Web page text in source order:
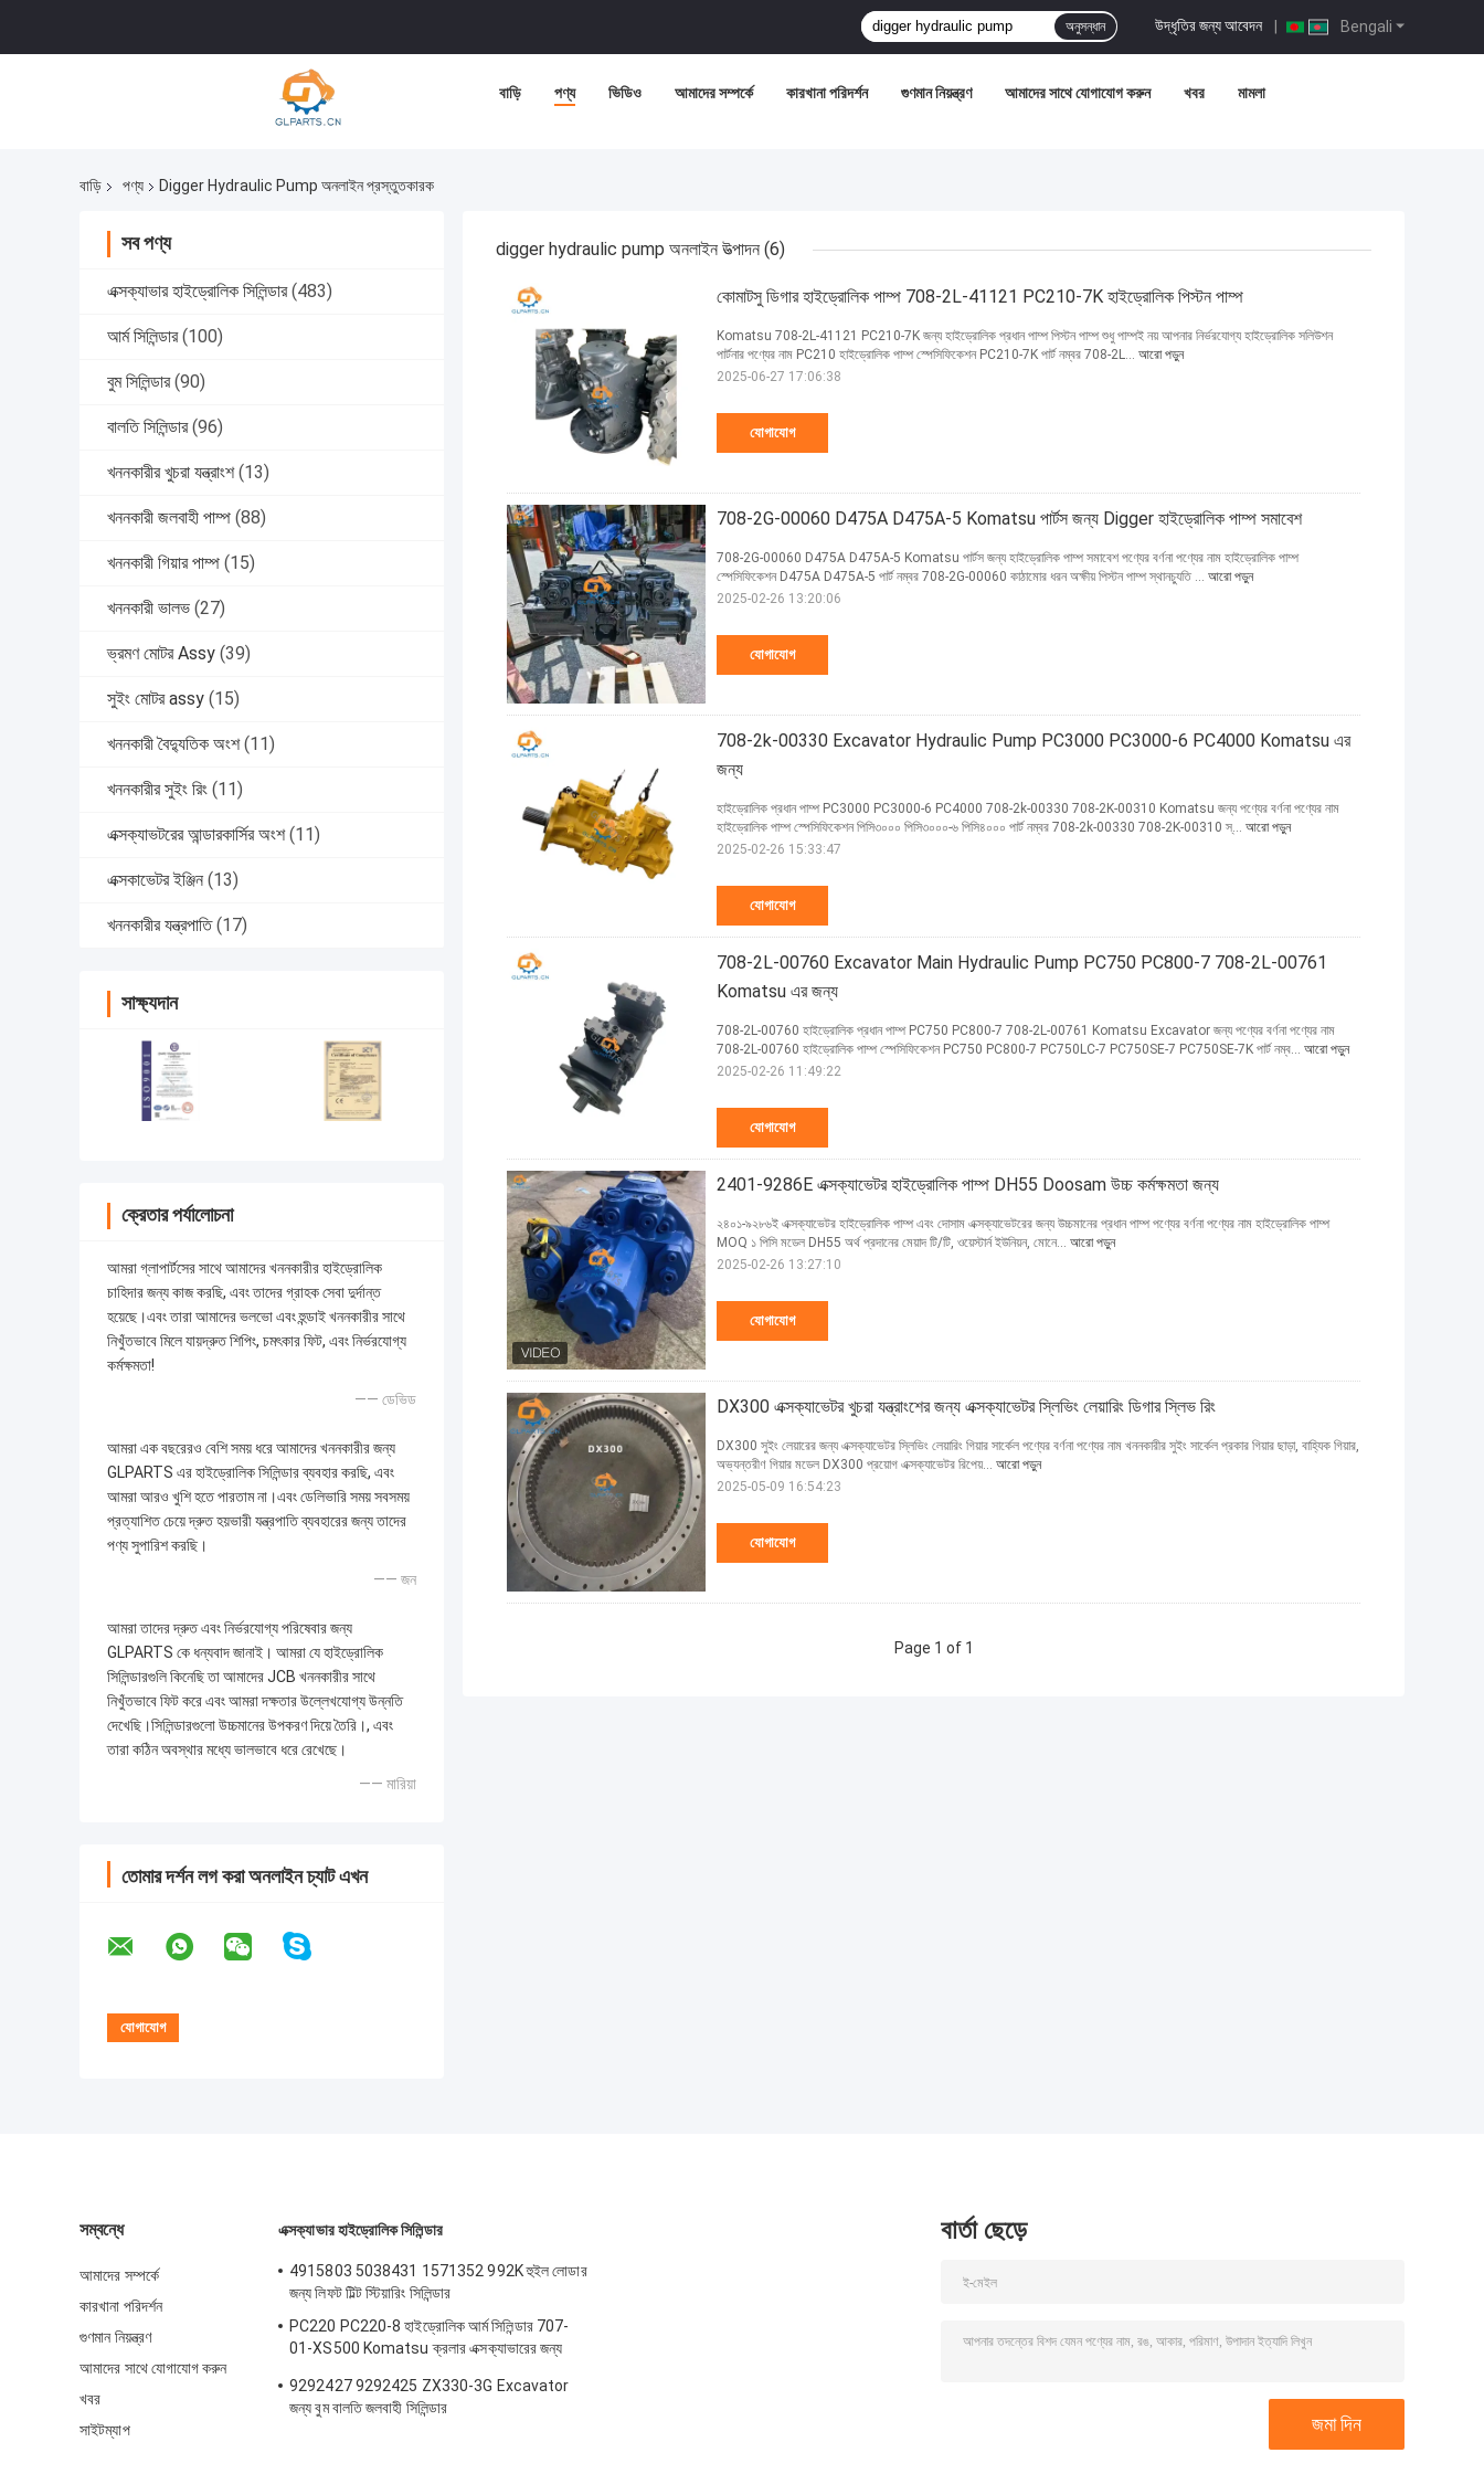
Bengali
উদ্ধৃতির জন্য আবেদন |
অনুসন্ধান
বাড়ি পণ্য ভিডিও আমাদের সম্পর্কে কারখানা পরিদর্শন গুণমান নিয়ন্ত্রণ আমাদের সাথে যোগাযোগ করুন খবর মামলা
বাড়ি পণ্য Digger Hydraulic Pump অনলাইন প্রস্তুতকারক
সব পণ্য
এক্সক্যাভার হাইড্রোলিক সিলিন্ডার (483)
আর্ম সিলিন্ডার (100)
বুম সিলিন্ডার (90)
বালতি সিলিন্ডার (96)
খননকারীর খুচরা যন্ত্রাংশ (13)
খননকারী জলবাহী পাম্প (88)
খননকারী গিয়ার পাম্প (15)
খননকারী ভালভ (27)
ভ্রমণ মোটর Assy (39)
সুইং মোটর assy (15)
খননকারী বৈদ্যুতিক অংশ (11)
খননকারীর সুইং রিং (11)
এক্সক্যাভটরের আন্ডারকার্সির অংশ (11)
এক্সকাভেটর ইঞ্জিন (13)
খননকারীর যন্ত্রপাতি (17)
সাক্ষ্যদান
ক্রেতার পর্যালোচনা
আমরা গ্লাপার্টসের সাথে আমাদের খননকারীর হাইড্রোলিক
চাহিদার জন্য কাজ করছি, এবং তাদের গ্রাহক সেবা দুর্দান্ত
হয়েছে।এবং তারা আমাদের ভলভো এবং হুন্ডাই খননকারীর সাথে
নিখুঁতভাবে মিলে যায়দ্রুত শিপিং, চমৎকার ফিট, এবং নির্ভরযোগ্য
কর্মক্ষমতা!
—— ডেভিড
আমরা এক বছরেরও বেশি সময় ধরে আমাদের খননকারীর জন্য
GLPARTS এর হাইড্রোলিক সিলিন্ডার ব্যবহার করছি, এবং
আমরা আরও খুশি হতে পারতাম না।এবং ডেলিভারি সময় সবসময়
প্রত্যাশিত চেয়ে দ্রুত হয়ভারী যন্ত্রপাতি ব্যবহারের জন্য তাদের
পণ্য সুপারিশ করছি।
—— জন
আমরা তাদের দ্রুত এবং নির্ভরযোগ্য পরিষেবার জন্য
GLPARTS কে ধন্যবাদ জানাই। আমরা যে হাইড্রোলিক
সিলিন্ডারগুলি কিনেছি তা আমাদের JCB খননকারীর সাথে
নিখুঁতভাবে ফিট করে এবং আমরা দক্ষতার উল্লেখযোগ্য উন্নতি
দেখেছি।সিলিন্ডারগুলো উচ্চমানের উপকরণ দিয়ে তৈরি।, এবং
তারা কঠিন অবস্থার মধ্যে ভালভাবে ধরে রেখেছে।
—— মারিয়া
তোমার দর্শন লগ করা অনলাইন চ্যাট এখন
digger hydraulic pump অনলাইন উত্পাদন (6)
কোমাটসু ডিগার হাইড্রোলিক পাম্প 708-2L-41121 PC210-7K হাইড্রোলিক পিস্টন পাম্প
যোগাযোগ
Komatsu 708-2L-41121 PC210-7K জন্য হাইড্রোলিক প্রধান পাম্প পিস্টন পাম্প শুধু পাম্পই নয় আপনার নির্ভরযোগ্য হাইড্রোলিক সলিউশন
পার্টনার পণ্যের নাম PC210 হাইড্রোলিক পাম্প স্পেসিফিকেশন PC210-7K পার্ট নম্বর 708-2L... আরো পড়ুন
2025-06-27 17:06:38
708-2G-00060 D475A D475A-5 Komatsu পার্টস জন্য Digger হাইড্রোলিক পাম্প সমাবেশ
যোগাযোগ
708-2G-00060 D475A D475A-5 Komatsu পার্টস জন্য হাইড্রোলিক পাম্প সমাবেশ পণ্যের বর্ণনা পণ্যের নাম হাইড্রোলিক পাম্প
স্পেসিফিকেশন D475A D475A-5 পার্ট নম্বর 708-2G-00060 কাঠামোর ধরন অক্ষীয় পিস্টন পাম্প স্থানচ্যুতি ... আরো পড়ুন
2025-02-26 13:20:06
708-2k-00330 Excavator Hydraulic Pump PC3000 PC3000-6 PC4000 Komatsu এর
জন্য
যোগাযোগ
হাইড্রোলিক প্রধান পাম্প PC3000 PC3000-6 PC4000 708-2k-00330 708-2K-00310 Komatsu জন্য পণ্যের বর্ণনা পণ্যের নাম
হাইড্রোলিক পাম্প স্পেসিফিকেশন পিসি৩০০০ পিসি৩০০০-৬ পিসি৪০০০ পার্ট নম্বর 708-2k-00330 708-2K-00310 স্... আরো পড়ুন
2025-02-26 15:33:47
708-2L-00760 Excavator Main Hydraulic Pump PC750 PC800-7 708-2L-00761
Komatsu এর জন্য
যোগাযোগ
708-2L-00760 হাইড্রোলিক প্রধান পাম্প PC750 PC800-7 708-2L-00761 Komatsu Excavator জন্য পণ্যের বর্ণনা পণ্যের নাম
708-2L-00760 হাইড্রোলিক পাম্প স্পেসিফিকেশন PC750 PC800-7 PC750LC-7 PC750SE-7 PC750SE-7K পার্ট নম্ব... আরো পড়ুন
2025-02-26 11:49:22
2401-9286E এক্সক্যাভেটর হাইড্রোলিক পাম্প DH55 Doosam উচ্চ কর্মক্ষমতা জন্য
যোগাযোগ
২৪০১-৯২৮৬ই এক্সক্যাভেটর হাইড্রোলিক পাম্প এবং দোসাম এক্সক্যাভেটরের জন্য উচ্চমানের প্রধান পাম্প পণ্যের বর্ণনা পণ্যের নাম হাইড্রোলিক পাম্প
MOQ ১ পিসি মডেল DH55 অর্থ প্রদানের মেয়াদ টি/টি, ওয়েস্টার্ন ইউনিয়ন, মোনে... আরো পড়ুন
2025-02-26 13:27:10
DX300 এক্সক্যাভেটর খুচরা যন্ত্রাংশের জন্য এক্সক্যাভেটর স্লিভিং লেয়ারিং ডিগার স্লিভ রিং
যোগাযোগ
DX300 সুইং লেয়ারের জন্য এক্সক্যাভেটর স্লিভিং লেয়ারিং গিয়ার সার্কেল পণ্যের বর্ণনা পণ্যের নাম খননকারীর সুইং সার্কেল প্রকার গিয়ার ছাড়া, বাহ্যিক গিয়ার,
অভ্যন্তরীণ গিয়ার মডেল DX300 প্রয়োগ এক্সক্যাভেটর রিপেয়... আরো পড়ুন
2025-05-09 16:54:23
Page 1 of 1
সম্বন্ধে
আমাদের সম্পর্কে
কারখানা পরিদর্শন
গুণমান নিয়ন্ত্রণ
আমাদের সাথে যোগাযোগ করুন
খবর
সাইটম্যাপ
এক্সক্যাভার হাইড্রোলিক সিলিন্ডার
4915803 5038431 1571352 992K হুইল লোডার
জন্য লিফট টিল্ট স্টিয়ারিং সিলিন্ডার
PC220 PC220-8 হাইড্রোলিক আর্ম সিলিন্ডার 707-
01-XS500 Komatsu ক্রলার এক্সক্যাভারের জন্য
9292427 9292425 ZX330-3G Excavator
জন্য বুম বালতি জলবাহী সিলিন্ডার
বার্তা ছেড়ে